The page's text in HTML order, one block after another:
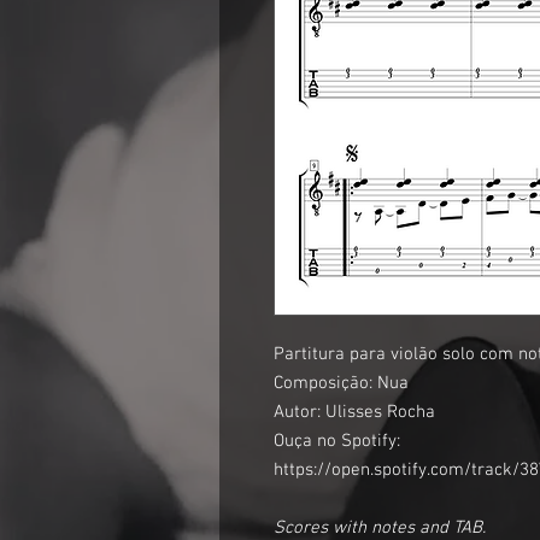
Partitura para violão solo com
Composição: Nua
Autor: Ulisses Rocha
Ouça no Spotify:
https://open.spotify.com/track/
Scores with notes and TAB.